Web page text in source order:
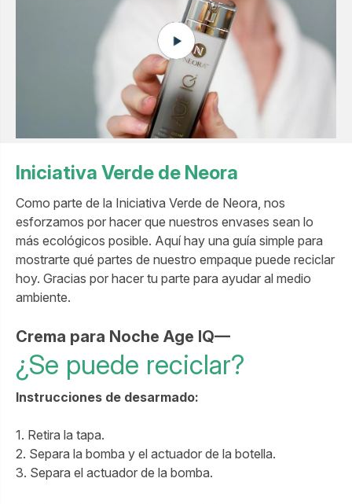
Iniciativa Verde de Neora
Como parte de la Iniciativa Verde de Neora, nos
esforzamos por hacer que nuestros envases sean lo
más ecológicos posible. Aquí hay una guía simple para
mostrarte qué partes de nuestro empaque puede reciclar
hoy. Gracias por hacer tu parte para ayudar al medio
ambiente.
Crema para Noche Age IQ—
¿Se puede reciclar?
Instrucciones de desarmado:
1. Retira la tapa.
2. Separa la bomba y el actuador de la botella.
3. Separa el actuador de la bomba.